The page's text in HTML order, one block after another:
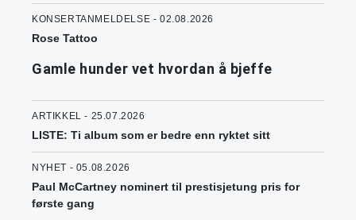
KONSERTANMELDELSE - 02.08.2026
Rose Tattoo
Gamle hunder vet hvordan å bjeffe
ARTIKKEL - 25.07.2026
LISTE: Ti album som er bedre enn ryktet sitt
NYHET - 05.08.2026
Paul McCartney nominert til prestisjetung pris for
første gang